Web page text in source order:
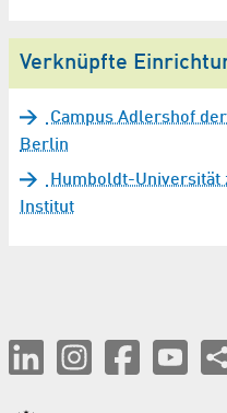
Verknüpfte
Campus Adlershof
Berlin
Humboldt-Universität
Institut